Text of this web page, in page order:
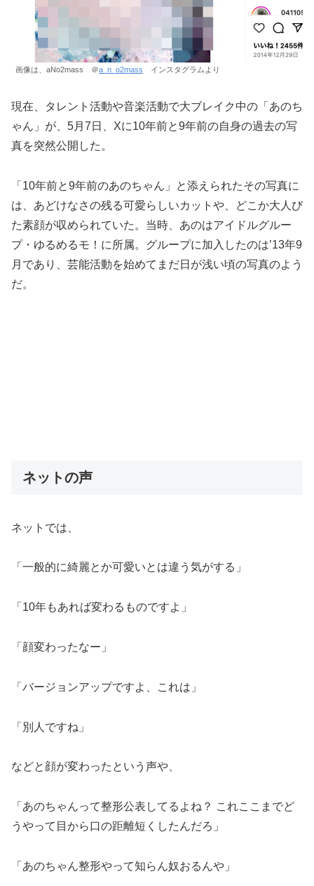
画像は、aNo2mass ＠a_n_o2mass インスタグラムより
現在、タレント活動や音楽活動で大ブレイク中の「あのち
ゃん」が、5月7日、Xに10年前と9年前の自身の過去の写
真を突然公開した。
「10年前と9年前のあのちゃん」と添えられたその写真に
は、あどけなさの残る可愛らしいカットや、どこか大人び
た素顔が収められていた。当時、あのはアイドルグルー
プ・ゆるめるモ！に所属。グループに加入したのは’13年9
月であり、芸能活動を始めてまだ日が浅い頃の写真のよう
だ。
ネットの声
ネットでは、
「一般的に綺麗とか可愛いとは違う気がする」
「10年もあれば変わるものですよ」
「顔変わったなー」
「バージョンアップですよ、これは」
「別人ですね」
などと顔が変わったという声や、
「あのちゃんって整形公表してるよね？ これここまでど
うやって目から口の距離短くしたんだろ」
「あのちゃん整形やって知らん奴おるんや」